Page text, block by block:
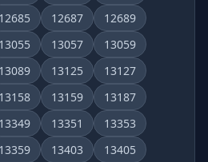
12685 12687
12689
13055 13057
13059
13089 13125
13127
13158 13159
13187
13349 13351
13353
13359 13403
13405